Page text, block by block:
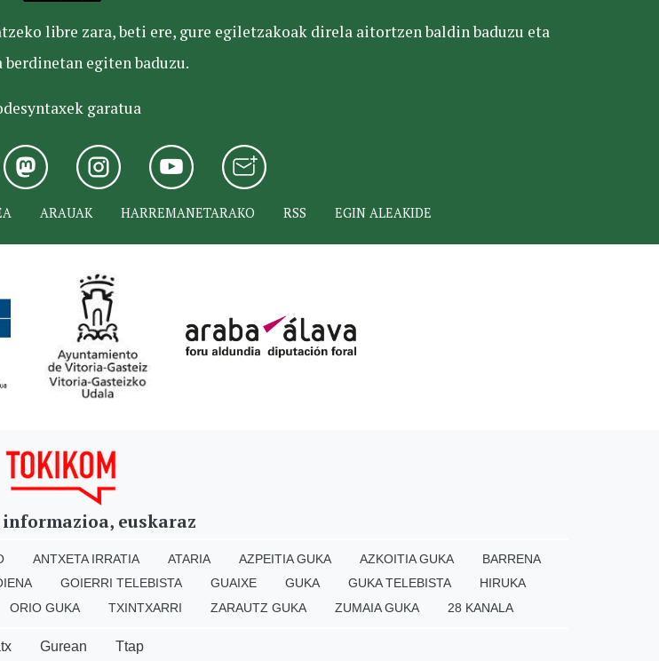
libre zara, beti ere, gure egiletzakoak direla aitortzen baldin baduzu eta
egiten baduzu.
garatua
ARAUAK HARREMANETARAKO RSS EGIN ALEAKIDE
euskaraz
ANTXETA IRRATIA ATARIA AZPEITIA GUKA AZKOITIA GUKA
BARRENA
GOIERRI TELEBISTA GUAIXE GUKA GUKA TELEBISTA
HIRUKA
ORIO GUKA TXINTXARRI ZARAUTZ GUKA ZUMAIA GUKA 28 KANALA
Gurean Ttap